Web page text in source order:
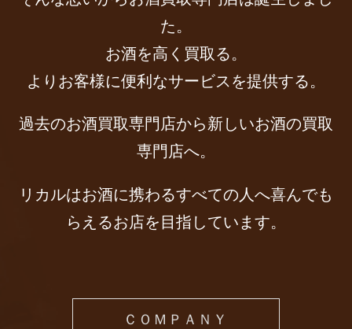
た。
お酒を高く買取る。
よりお客様に便利なサービスを提供する。
過去のお酒買取専門店から新しいお酒の買取
専門店へ。
リカルはお酒に携わるすべての人へ喜んでも
らえるお店を目指しています。
ＣＯＭＰＡＮＹ